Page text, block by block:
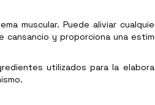
muscular. Puede aliviar
y proporciona una
utilizados para la